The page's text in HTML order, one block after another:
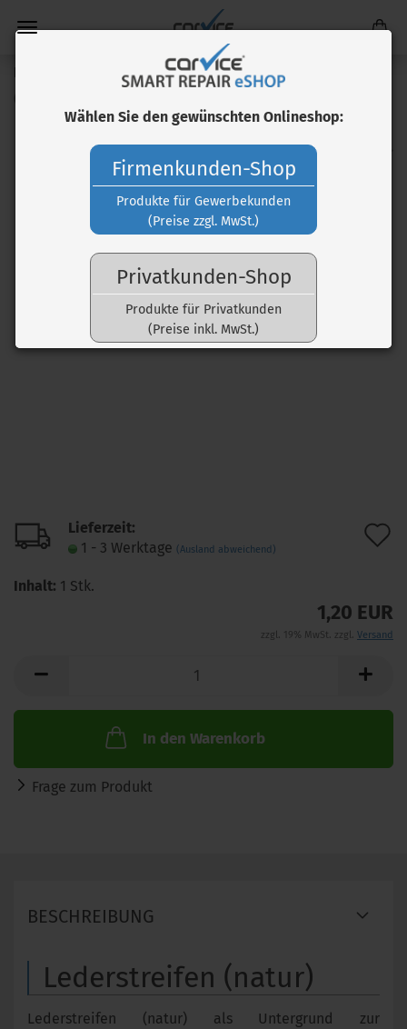
Wählen Sie den gewünschten Onlineshop:
Firmenkunden-Shop
Produkte für Gewerbekunden
(Preise zzgl. MwSt.)
Privatkunden-Shop
Produkte für Privatkunden
(Preise inkl. MwSt.)
Lederstreifen (natur)
Lieferzeit:
1 - 3 Werktage (Ausland abweichend)
Inhalt: 1 Stk.
1,20 EUR
zzgl. 19% MwSt. zzgl. Versand
In den Warenkorb
Frage zum Produkt
BESCHREIBUNG
Lederstreifen (natur)
Lederstreifen (natur) als Untergrund zur